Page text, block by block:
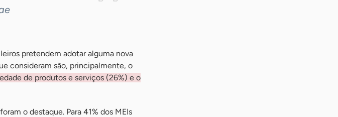
pretendem adotar alguma nova
consideram são, principalmente, o
de produtos e serviços (26%) e o
o destaque. Para 41% dos MEIs